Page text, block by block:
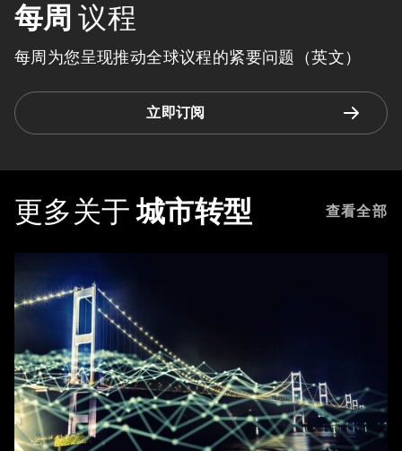
每周 议程
每周为您呈现推动全球议程的紧要问题（英文）
立即订阅
更多关于 城市转型 查看全部